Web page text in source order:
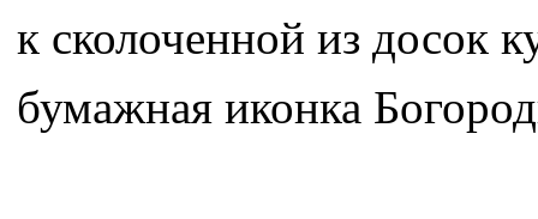
к сколоченной из досок
бумажная иконка